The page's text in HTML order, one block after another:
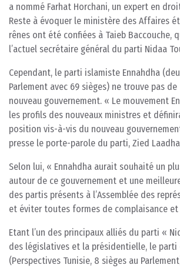
a nommé Farhat Horchani, un expert en
Reste à évoquer le ministère des Affaires
rênes ont été confiées à Taieb Baccouche,
l’actuel secrétaire général du parti Nidaa
Cependant, le parti islamiste Ennahdha
Parlement avec 69 sièges) ne trouve pas
nouveau gouvernement. « Le mouvement
les profils des nouveaux ministres et
position vis-à-vis du nouveau
presse le porte-parole du parti, Zied
Selon lui, « Ennahdha aurait souhaité un
autour de ce gouvernement et une
des partis présents à l’Assemblée des
et éviter toutes formes de complaisance
Etant l’un des principaux alliés du parti «
des législatives et la présidentielle, le parti
(Perspectives Tunisie, 8 sièges au